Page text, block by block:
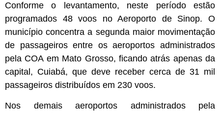
Conforme o levantamento, neste período estão
programados 48 voos no Aeroporto de Sinop. O
município concentra a segunda maior movimentação
de passageiros entre os aeroportos administrados
pela COA em Mato Grosso, ficando atrás apenas da
capital, Cuiabá, que deve receber cerca de 31 mil
passageiros distribuídos em 230 voos.
Nos demais aeroportos administrados pela